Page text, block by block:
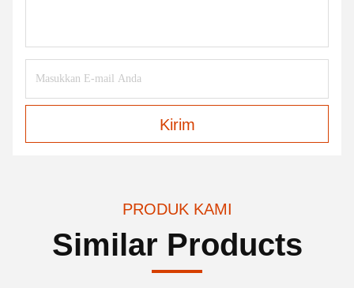
Kirim
PRODUK KAMI
Similar Products